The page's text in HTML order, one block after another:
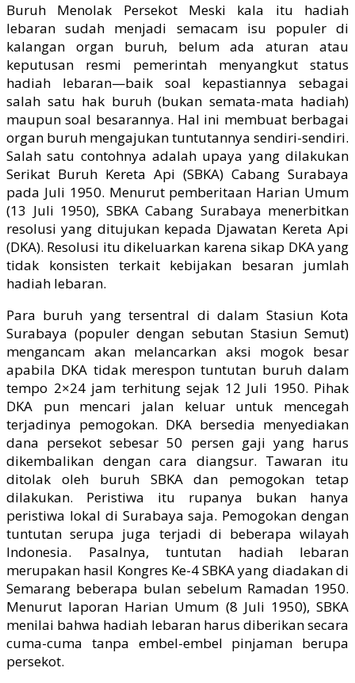
Buruh Menolak Persekot Meski kala itu hadiah
lebaran sudah menjadi semacam isu populer di
kalangan organ buruh, belum ada aturan atau
keputusan resmi pemerintah menyangkut status
hadiah lebaran—baik soal kepastiannya sebagai
salah satu hak buruh (bukan semata-mata hadiah)
maupun soal besarannya. Hal ini membuat berbagai
organ buruh mengajukan tuntutannya sendiri-sendiri.
Salah satu contohnya adalah upaya yang dilakukan
Serikat Buruh Kereta Api (SBKA) Cabang Surabaya
pada Juli 1950. Menurut pemberitaan Harian Umum
(13 Juli 1950), SBKA Cabang Surabaya menerbitkan
resolusi yang ditujukan kepada Djawatan Kereta Api
(DKA). Resolusi itu dikeluarkan karena sikap DKA yang
tidak konsisten terkait kebijakan besaran jumlah
hadiah lebaran.
Para buruh yang tersentral di dalam Stasiun Kota
Surabaya (populer dengan sebutan Stasiun Semut)
mengancam akan melancarkan aksi mogok besar
apabila DKA tidak merespon tuntutan buruh dalam
tempo 2×24 jam terhitung sejak 12 Juli 1950. Pihak
DKA pun mencari jalan keluar untuk mencegah
terjadinya pemogokan. DKA bersedia menyediakan
dana persekot sebesar 50 persen gaji yang harus
dikembalikan dengan cara diangsur. Tawaran itu
ditolak oleh buruh SBKA dan pemogokan tetap
dilakukan. Peristiwa itu rupanya bukan hanya
peristiwa lokal di Surabaya saja. Pemogokan dengan
tuntutan serupa juga terjadi di beberapa wilayah
Indonesia. Pasalnya, tuntutan hadiah lebaran
merupakan hasil Kongres Ke-4 SBKA yang diadakan di
Semarang beberapa bulan sebelum Ramadan 1950.
Menurut laporan Harian Umum (8 Juli 1950), SBKA
menilai bahwa hadiah lebaran harus diberikan secara
cuma-cuma tanpa embel-embel pinjaman berupa
persekot.